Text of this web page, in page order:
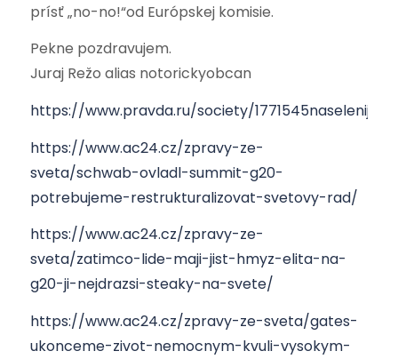
prísť „no-no!“od Európskej komisie.
Pekne pozdravujem.
Juraj Režo alias notorickyobcan
https://www.pravda.ru/society/
https://www.ac24.cz/zpravy-ze-
sveta/schwab-ovladl-summit-g20-
potrebujeme-restrukturalizovat-svetovy-rad/
https://www.ac24.cz/zpravy-ze-
sveta/zatimco-lide-maji-jist-hmyz-elita-na-
g20-ji-nejdrazsi-steaky-na-svete/
https://www.ac24.cz/zpravy-ze-sveta/gates-
ukonceme-zivot-nemocnym-kvuli-vysokym-